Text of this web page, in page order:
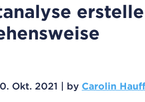
Okt. 2021 | by Carolin